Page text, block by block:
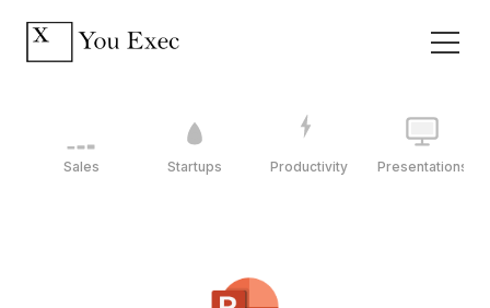
Sales Startups Productivity Presentations